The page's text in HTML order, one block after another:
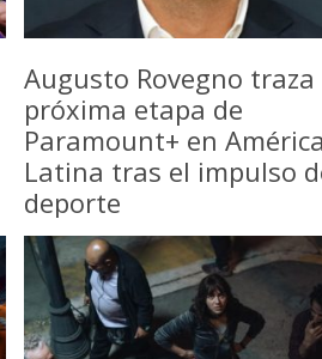
Augusto Rovegno traza
próxima etapa de
Paramount+ en
Latina tras el impulso
deporte